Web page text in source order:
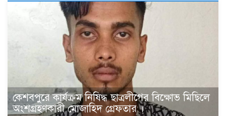
কেশবপুরে কার্যক্রম নিষিদ্ধ ছাত্রলীগের বিক্ষোভ মিছিলে
অংশগ্রহণকারী মোজাহিদ গ্রেফতার ।